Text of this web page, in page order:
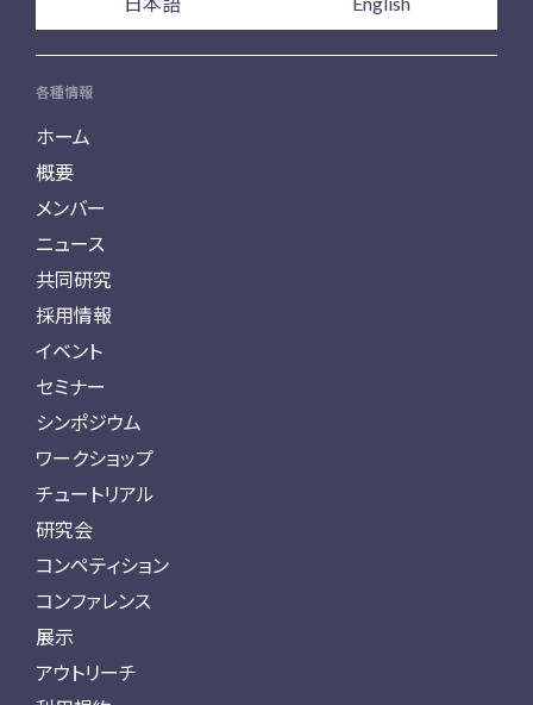
各種情報
ホーム
概要
メンバー
ニュース
共同研究
採用情報
イベント
セミナー
シンポジウム
ワークショップ
チュートリアル
研究会
コンペティション
コンファレンス
展示
アウトリーチ